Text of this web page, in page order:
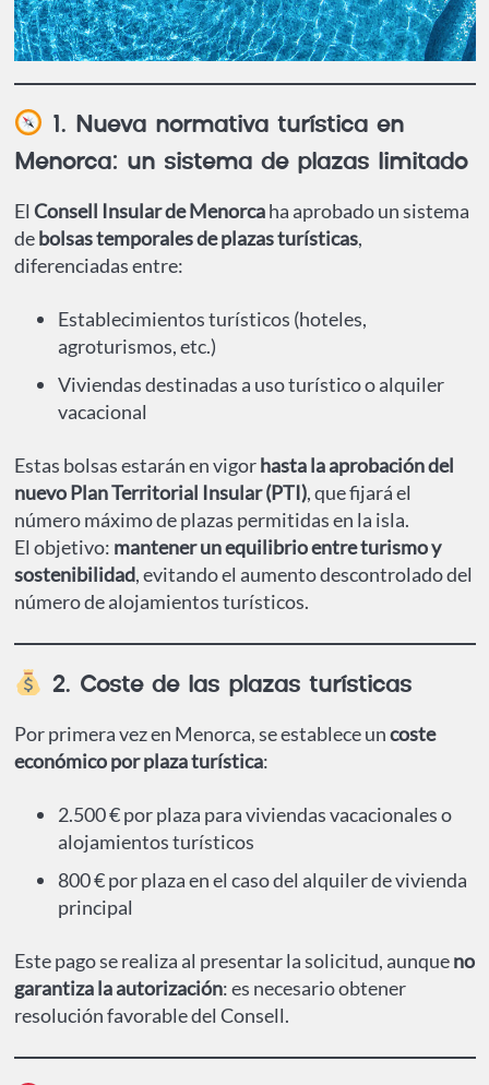
1. Nueva normativa turística en
Menorca: un sistema de plazas limitado
El Consell Insular de Menorcaha aprobado un sistema
debolsas temporales de plazas turísticas,
diferenciadas entre:
Establecimientos turísticos (hoteles,
agroturismos, etc.)
Viviendas destinadas a uso turístico o alquiler
vacacional
Estas bolsas estarán en vigorhasta la aprobación del
nuevo Plan Territorial Insular (PTI), que fijará el
número máximo de plazas permitidas en la isla.
El objetivo: mantener un equilibrio entre turismo y
sostenibilidad, evitando el aumento descontrolado del
número de alojamientos turísticos.
2. Coste de las plazas turísticas
Por primera vez en Menorca, se establece uncoste
económico por plaza turística:
2.500 € por plaza para viviendas vacacionales o
alojamientos turísticos
800 € por plaza en el caso del alquiler de vivienda
principal
Este pago se realiza al presentar la solicitud, aunqueno
garantiza la autorización: es necesario obtener
resolución favorable del Consell.